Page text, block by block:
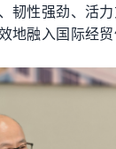
韧性强劲、活
地融入国际经